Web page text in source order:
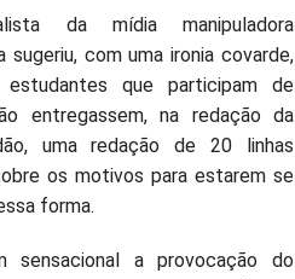
da mídia manipuladora
sugeriu, com uma ironia covarde,
que participam de
entregassem, na redação da
uma redação de 20 linhas
os motivos para estarem se
forma.
sensacional a provocação do